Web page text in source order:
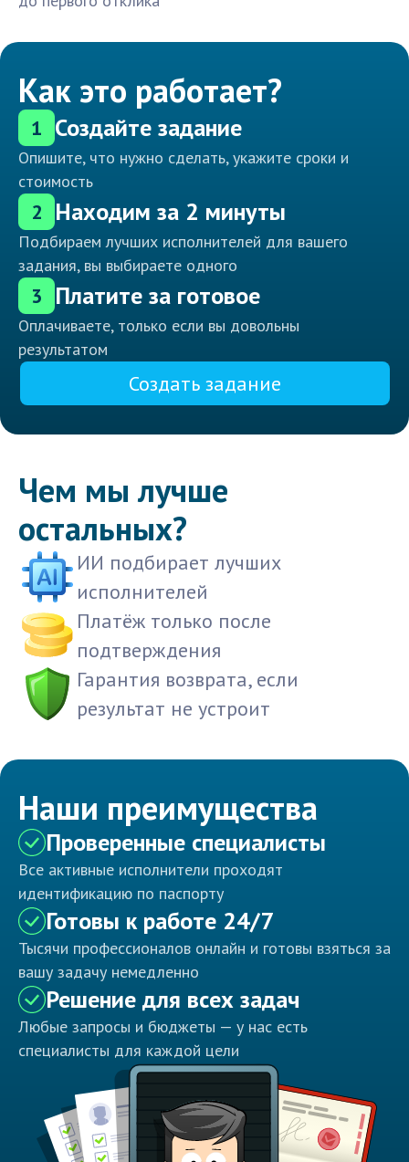
Как это работает?
1 Создайте задание
Опишите, что нужно сделать, укажите сроки и
стоимость
2 Находим за 2 минуты
Подбираем лучших исполнителей для вашего
задания, вы выбираете одного
3 Платите за готовое
Оплачиваете, только если вы довольны
результатом
Создать задание
Чем мы лучше
остальных?
ИИ подбирает лучших
исполнителей
Платёж только после
подтверждения
Гарантия возврата, если
результат не устроит
Наши преимущества
Проверенные специалисты
Все активные исполнители проходят
идентификацию по паспорту
Готовы к работе 24/7
Тысячи профессионалов онлайн и готовы взяться за
вашу задачу немедленно
Решение для всех задач
Любые запросы и бюджеты — у нас есть
специалисты для каждой цели